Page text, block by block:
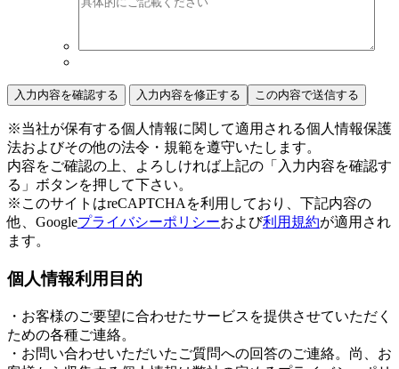
※当社が保有する個人情報に関して適用される個人情報保護
法およびその他の法令・規範を遵守いたします。
内容をご確認の上、よろしければ上記の「入力内容を確認す
る」ボタンを押して下さい。
※このサイトはreCAPTCHAを利用しており、下記内容の
他、Googleプライバシーポリシーおよび利用規約が適用され
ます。
個人情報利用目的
・お客様のご要望に合わせたサービスを提供させていただく
ための各種ご連絡。
・お問い合わせいただいたご質問への回答のご連絡。尚、お